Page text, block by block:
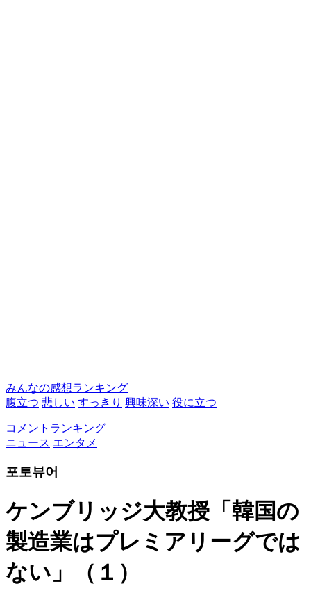
みんなの感想ランキング
腹立つ 悲しい すっきり 興味深い 役に立つ
コメントランキング
ニュース エンタメ
포토뷰어
ケンブリッジ大教授「韓国の
製造業はプレミアリーグでは
ない」（１）